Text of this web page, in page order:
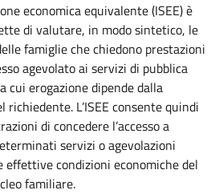
economica equivalente (ISEE) è
di valutare, in modo sintetico, le
famiglie che chiedono prestazioni
agevolato ai servizi di pubblica
cui erogazione dipende dalla
L’ISEE consente quindi
di concedere l’accesso a
servizi o agevolazioni
condizioni economiche del
familiare.